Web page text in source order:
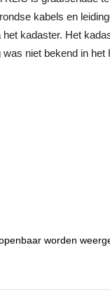
kabels en
kadaster. Het
niet bekend in het
worden